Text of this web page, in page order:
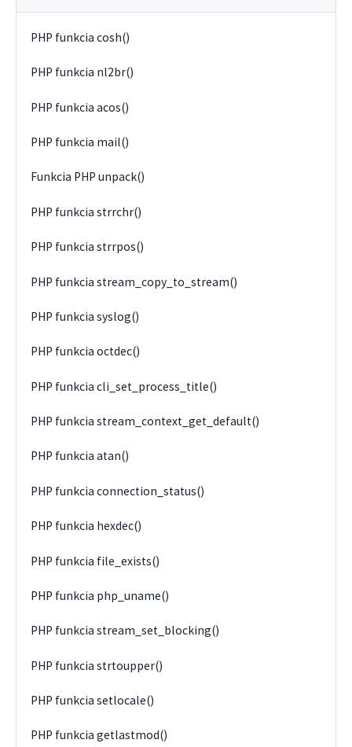
PHP funkcia cosh()
PHP funkcia nl2br()
PHP funkcia acos()
PHP funkcia mail()
Funkcia PHP unpack()
PHP funkcia strrchr()
PHP funkcia strrpos()
PHP funkcia stream_copy_to_stream()
PHP funkcia syslog()
PHP funkcia octdec()
PHP funkcia cli_set_process_title()
PHP funkcia stream_context_get_default()
PHP funkcia atan()
PHP funkcia connection_status()
PHP funkcia hexdec()
PHP funkcia file_exists()
PHP funkcia php_uname()
PHP funkcia stream_set_blocking()
PHP funkcia strtoupper()
PHP funkcia setlocale()
PHP funkcia getlastmod()